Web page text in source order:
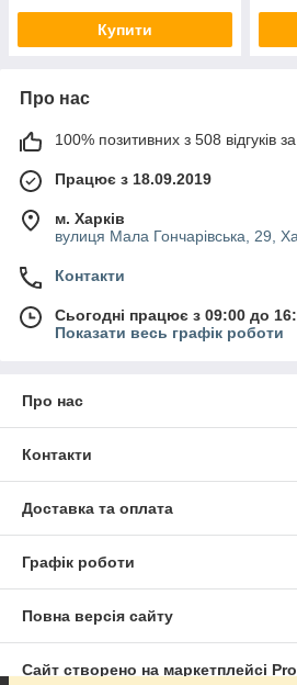
Купити
Про нас
100% позитивних з 508 відгуків за
Працює з 18.09.2019
м. Харків
вулиця Мала Гончарівська, 29,
Контакти
Сьогодні працює з 09:00 до
Показати весь графік роботи
Про нас
Контакти
Доставка та оплата
Графік роботи
Повна версія сайту
Сайт створено на маркетплейсі